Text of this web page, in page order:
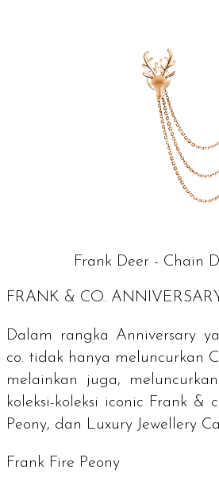
Frank Deer - Chain
FRANK & CO.
Dalam rangka Anniversary
co. tidak hanya meluncurkan
melainkan juga,
koleksi-koleksi iconic Frank &
Peony, dan Luxury Jewellery
Frank Fire Peony